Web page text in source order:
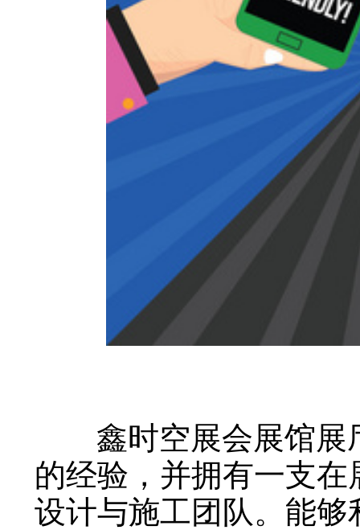
鑫时空展会展馆展
的经验，并拥有一支
设计与施工团队。能